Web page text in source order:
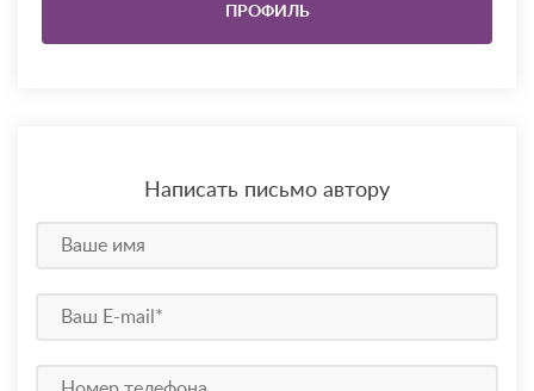
ПРОФИЛЬ
Написать письмо автору